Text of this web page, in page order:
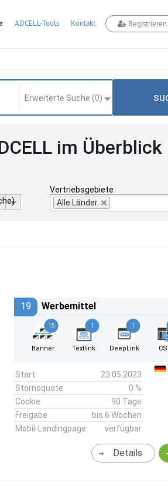
ADCELL-Tools Kontakt Registrieren
Erweiterte Suche (0)
im Überblick
Vertriebsgebiete
Alle Länder
19 Werbemittel
15
Banner
1
Textlink
1
DeepLink
Start
23.05.2023
Stornoquote
0 %
Cookie
90 Tage
Freigabe
bis 6 Wochen
Mobil-Landingpage
verfügbar
Details